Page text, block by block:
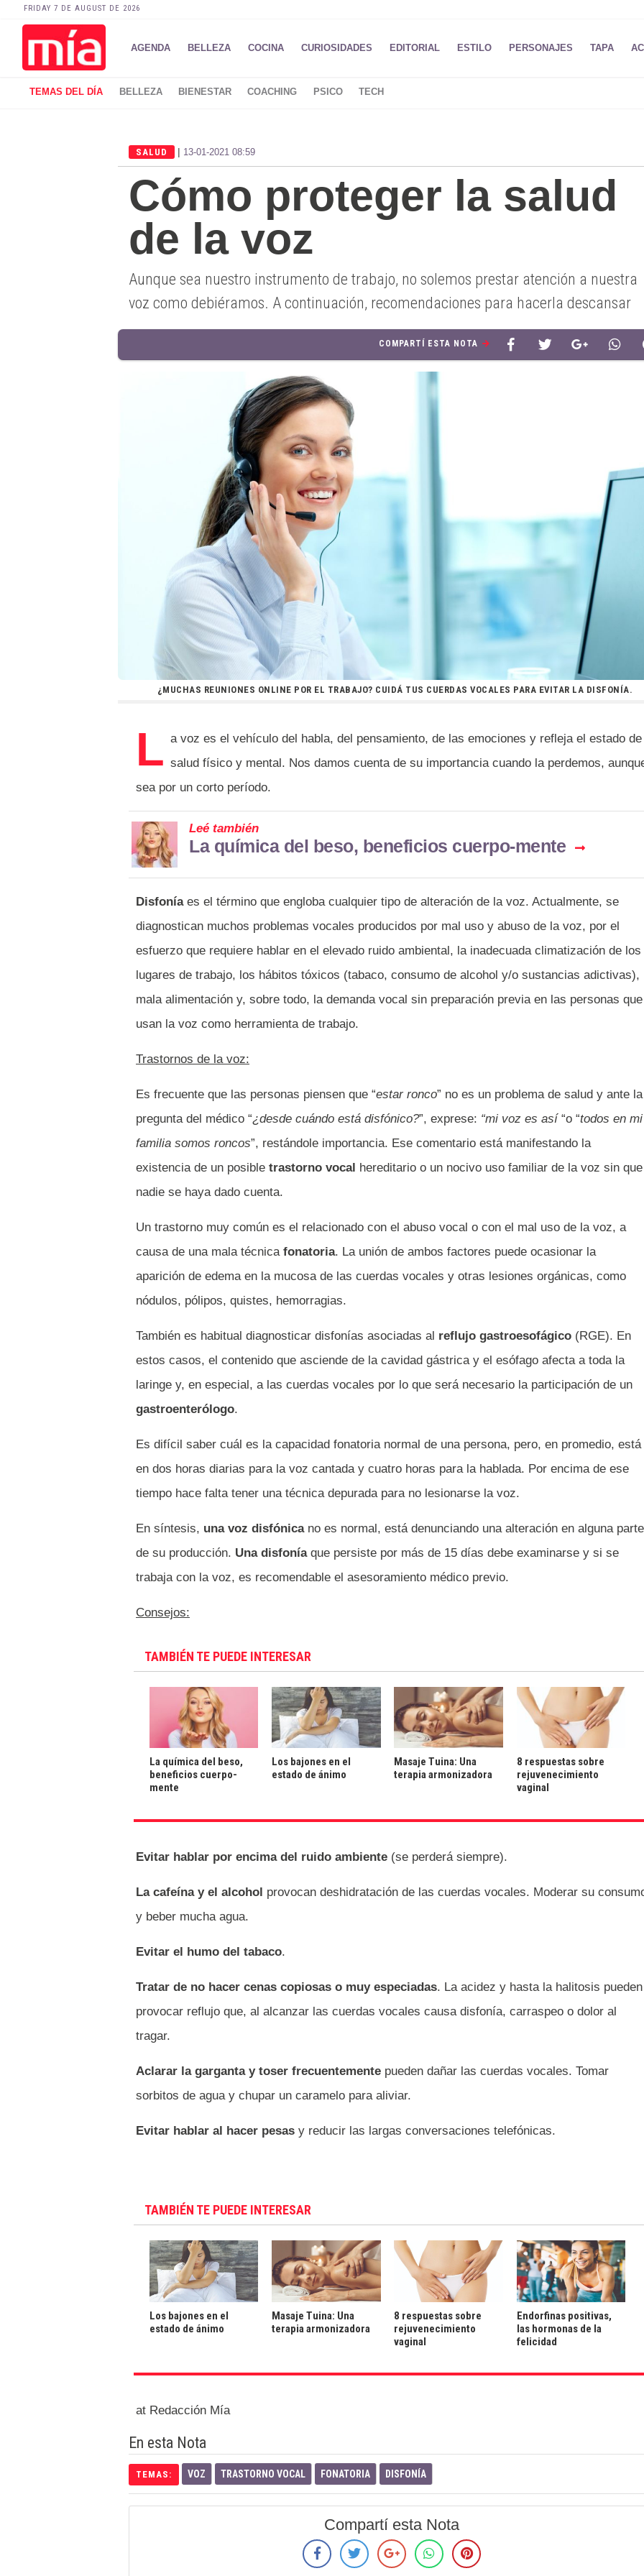
FRIDAY 7 DE AUGUST DE 2026
AGENDA BELLEZA COCINA CURIOSIDADES EDITORIAL ESTILO PERSONAJES TAPA
TEMAS DEL DÍA BELLEZA BIENESTAR COACHING PSICO TECH
SALUD | 13-01-2021 08:59
Cómo proteger la salud
de la voz
Aunque sea nuestro instrumento de trabajo, no solemos prestar atención a nuestra
voz como debiéramos. A continuación, recomendaciones para hacerla descansar
COMPARTÍ ESTA NOTA
¿MUCHAS REUNIONES ONLINE POR EL TRABAJO? CUIDÁ TUS CUERDAS VOCALES PARA EVITAR LA DISFONÍA.
L a voz es el vehículo del habla, del pensamiento, de las emociones y refleja el estado de
salud físico y mental. Nos damos cuenta de su importancia cuando la perdemos,
sea por un corto período.
Leé también
La química del beso, beneficios cuerpo-mente
Disfoníaes el término que engloba cualquier tipo de alteración de la voz. Actualmente, se
diagnostican muchos problemas vocales producidos por mal uso y abuso de la voz, por el
esfuerzo que requiere hablar en el elevado ruido ambiental, la inadecuada climatización de los
lugares de trabajo, los hábitos tóxicos (tabaco, consumo de alcohol y/o sustancias adictivas),
mala alimentación y, sobre todo, la demanda vocal sin preparación previa en las personas que
usan la voz como herramienta de trabajo.
Trastornos de la voz:
Es frecuente que las personas piensen que “estar ronco” no es un problema de salud y ante la
pregunta del médico “¿desde cuándo está disfónico?”, exprese: “mi voz es así“o “todos en mi
familia somos roncos”, restándole importancia. Ese comentario está manifestando la
existencia de un posible trastorno vocal hereditario o un nocivo uso familiar de la voz sin que
nadie se haya dado cuenta.
Un trastorno muy común es el relacionado con el abuso vocal o con el mal uso de la voz, a
causa de una mala técnicafonatoria. La unión de ambos factores puede ocasionar la
aparición de edema en la mucosa de las cuerdas vocales y otras lesiones orgánicas, como
nódulos, pólipos, quistes, hemorragias.
También es habitual diagnosticar disfonías asociadas al reflujo gastroesofágico (RGE). En
estos casos, el contenido que asciende de la cavidad gástrica y el esófago afecta a toda la
laringe y, en especial, a las cuerdas vocales por lo que será necesario la participación de un
gastroenterólogo.
Es difícil saber cuál es la capacidad fonatoria normal de una persona, pero, en promedio, está
en dos horas diarias para la voz cantada y cuatro horas para la hablada. Por encima de ese
tiempo hace falta tener una técnica depurada para no lesionarse la voz.
En síntesis, una voz disfónicano es normal, está denunciando una alteración en alguna parte
de su producción. Una disfoníaque persiste por más de 15 días debe examinarse y si se
trabaja con la voz, es recomendable el asesoramiento médico previo.
Consejos:
TAMBIÉN TE PUEDE INTERESAR
La química del beso,
beneficios cuerpo-
mente
Los bajones en el
estado de ánimo
Masaje Tuina: Una
terapia armonizadora
8 respuestas sobre
rejuvenecimiento
vaginal
Evitar hablar por encima del ruido ambiente (se perderá siempre).
La cafeína y el alcohol provocan deshidratación de las cuerdas vocales. Moderar su
y beber mucha agua.
Evitar el humo del tabaco.
Tratar de no hacer cenas copiosas o muy especiadas. La acidez y hasta la halitosis pueden
provocar reflujo que, al alcanzar las cuerdas vocales causa disfonía, carraspeo o dolor al
tragar.
Aclarar la garganta y toser frecuentemente pueden dañar las cuerdas vocales. Tomar
sorbitos de agua y chupar un caramelo para aliviar.
Evitar hablar al hacer pesas y reducir las largas conversaciones telefónicas.
TAMBIÉN TE PUEDE INTERESAR
Los bajones en el
estado de ánimo
Masaje Tuina: Una
terapia armonizadora
8 respuestas sobre
rejuvenecimiento
vaginal
Endorfinas positivas,
las hormonas de la
felicidad
at Redacción Mía
En esta Nota
TEMAS: VOZ TRASTORNO VOCAL FONATORIA DISFONÍA
Compartí esta Nota